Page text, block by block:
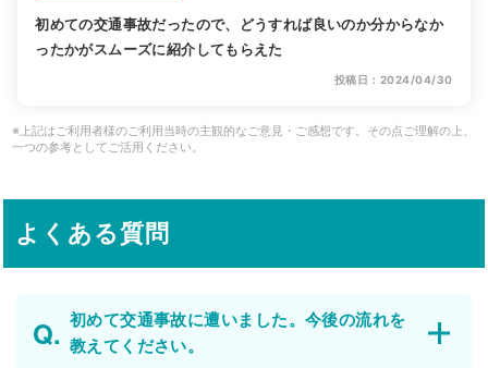
初めての交通事故だったので、どうすれば良いのか分からなか
ったかがスムーズに紹介してもらえた
投稿日：2024/04/30
※上記はご利用者様のご利用当時の主観的なご意見・ご感想です。その点ご理解の上、
一つの参考としてご活用ください。
よくある質問
初めて交通事故に遭いました。今後の流れを
教えてください。